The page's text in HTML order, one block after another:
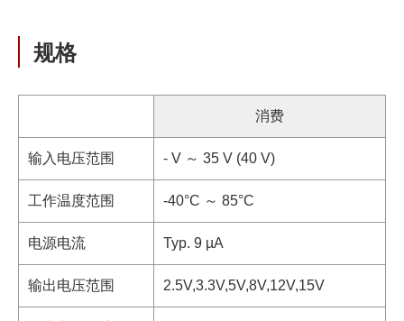
规格
消费
输入电压范围 - V ～ 35 V (40 V)
工作温度范围 -40°C ～ 85°C
电源电流 Typ. 9 µA
输出电压范围 2.5V,3.3V,5V,8V,12V,15V